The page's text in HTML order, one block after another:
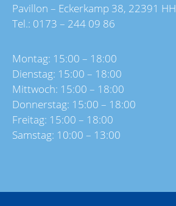
Pavillon – Eckerkamp 38, 22391 HH
Tel.: 0173 – 244 09 86
Montag: 15:00 – 18:00
Dienstag: 15:00 – 18:00
Mittwoch: 15:00 – 18:00
Donnerstag: 15:00 – 18:00
Freitag: 15:00 – 18:00
Samstag: 10:00 – 13:00